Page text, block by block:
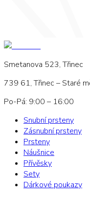
Smetanova 523, Třinec
739 61, Třinec – Staré
Po-Pá: 9:00 – 16:00
Snubní prsteny
Zásnubní prsteny
Prsteny
Náušnice
Přívěsky
Sety
Dárkové poukazy